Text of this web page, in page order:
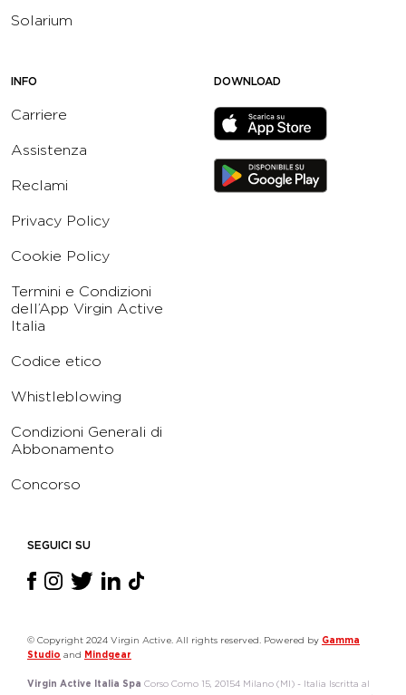
Solarium
INFO
Carriere
Assistenza
Reclami
Privacy Policy
Cookie Policy
Termini e Condizioni
dell’App Virgin Active
Italia
Codice etico
Whistleblowing
Condizioni Generali di
Abbonamento
Concorso
DOWNLOAD
SEGUICI SU
© Copyright 2024 Virgin Active. All rights reserved. Powered by Gamma
Studio and Mindgear
Virgin Active Italia Spa Corso Como 15, 20154 Milano (MI) - Italia Iscritta al